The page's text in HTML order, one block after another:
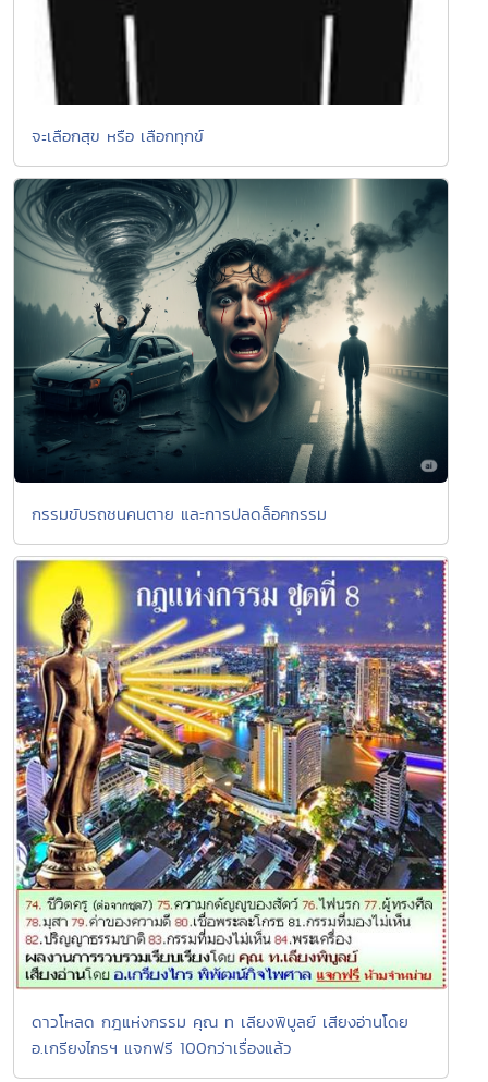
จะเลือกสุข หรือ เลือกทุกข์
กรรมขับรถชนคนตาย และการปลดล็อคกรรม
ดาวโหลด กฎแห่งกรรม คุณ ท เลียงพิบูลย์ เสียงอ่านโดย
อ.เกรียงไกรฯ แจกฟรี 100กว่าเรื่องแล้ว